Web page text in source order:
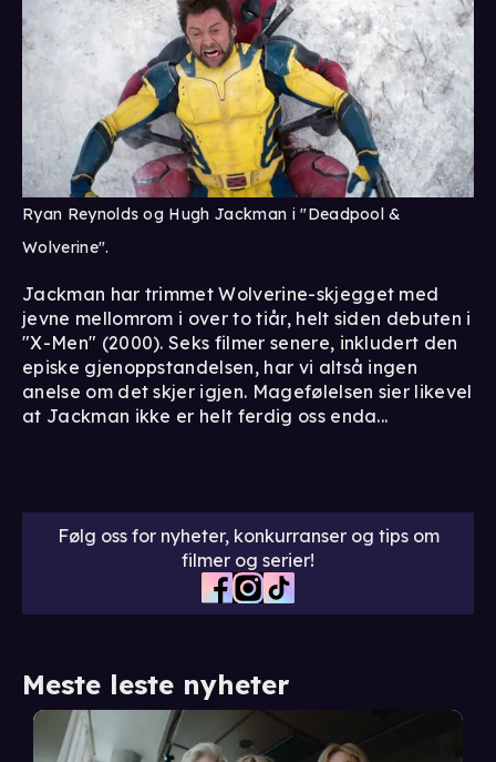
Ryan Reynolds og Hugh Jackman i "Deadpool &
Wolverine".
Jackman har trimmet Wolverine-skjegget med
jevne mellomrom i over to tiår, helt siden debuten i
"X-Men" (2000). Seks filmer senere, inkludert den
episke gjenoppstandelsen, har vi altså ingen
anelse om det skjer igjen. Magefølelsen sier likevel
at Jackman ikke er helt ferdig oss enda...
Følg oss for nyheter, konkurranser og tips om
filmer og serier!
Meste leste nyheter